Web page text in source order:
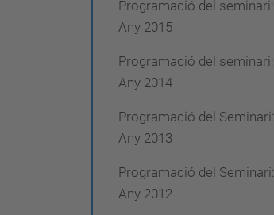
Programació del seminari:
Any 2015
Programació del seminari:
Any 2014
Programació del Seminari:
Any 2013
Programació del Seminari:
Any 2012